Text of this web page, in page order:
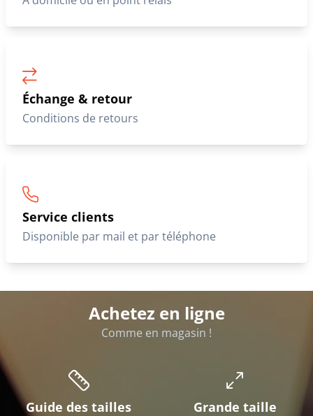
Échange & retour
Conditions de retours
Service clients
Disponible par mail et par téléphone
Achetez en ligne
Comme en magasin !
Guide des tailles Grande taille